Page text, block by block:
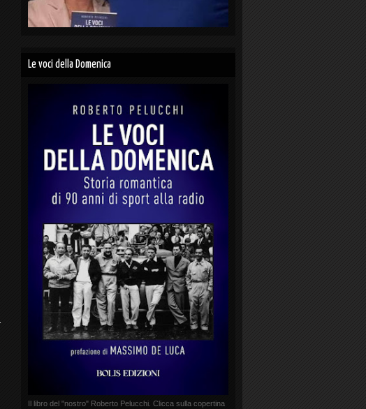
Le voci della Domenica
Il libro del "nostro" Roberto Pelucchi. Clicca sulla copertina